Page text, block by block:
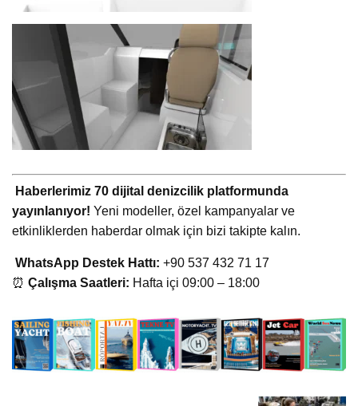
Haberlerimiz 70 dijital denizcilik platformunda
yayınlanıyor! Yeni modeller, özel kampanyalar ve
etkinliklerden haberdar olmak için bizi takipte kalın.
WhatsApp Destek Hattı: +90 537 432 71 17
⏰ Çalışma Saatleri: Hafta içi 09:00 – 18:00